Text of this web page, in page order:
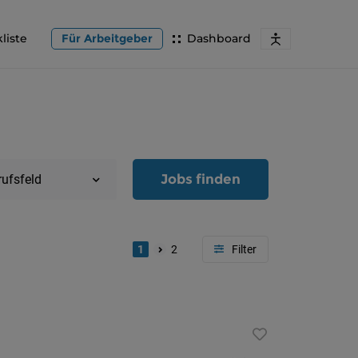
Dashboard
Für Arbeitgeber
Jobs finden
1 2